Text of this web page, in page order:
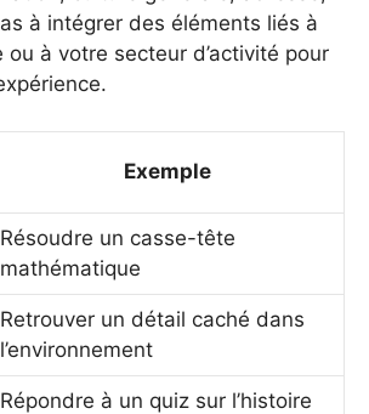
à intégrer des éléments liés à
à votre secteur d’activité pour
Exemple
Résoudre un casse-tête
mathématique
Retrouver un détail caché dans
l’environnement
Répondre à un quiz sur l’histoire